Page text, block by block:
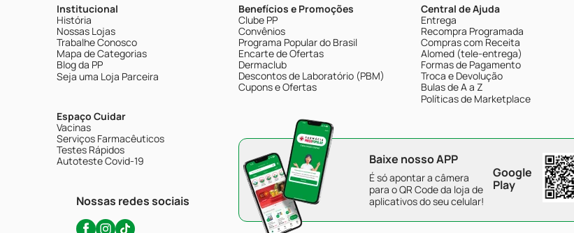
Institucional
História
Nossas Lojas
Trabalhe Conosco
Mapa de Categorias
Blog da PP
Seja uma Loja Parceira
Espaço Cuidar
Vacinas
Serviços Farmacêuticos
Testes Rápidos
Autoteste Covid-19
Nossas redes sociais
Benefícios e Promoções
Clube PP
Convênios
Programa Popular do Brasil
Encarte de Ofertas
Dermaclub
Descontos de Laboratório (PBM)
Cupons e Ofertas
Central de Ajuda
Entrega
Recompra Programada
Compras com Receita
Alomed (tele-entrega)
Formas de Pagamento
Troca e Devolução
Bulas de A a Z
Políticas de Marketplace
Baixe nosso APP
É só apontar a câmera
para o QR Code da loja de
aplicativos do seu celular!
Google
Play